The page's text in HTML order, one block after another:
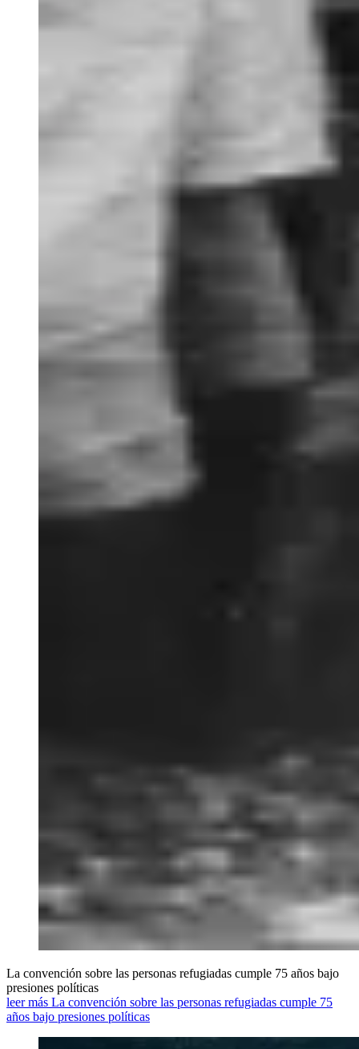
La convención sobre las personas refugiadas cumple 75 años bajo
presiones políticas
leer más La convención sobre las personas refugiadas cumple 75
años bajo presiones políticas